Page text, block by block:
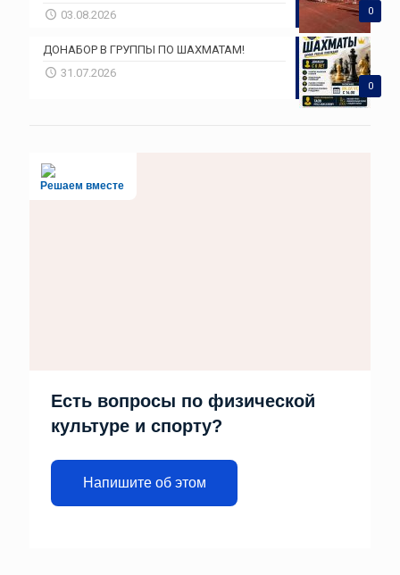
0
03.08.2026
0
ДОНАБОР В ГРУППЫ ПО ШАХМАТАМ!
31.07.2026
Решаем вместе
Есть вопросы по физической
культуре и спорту?
Напишите об этом